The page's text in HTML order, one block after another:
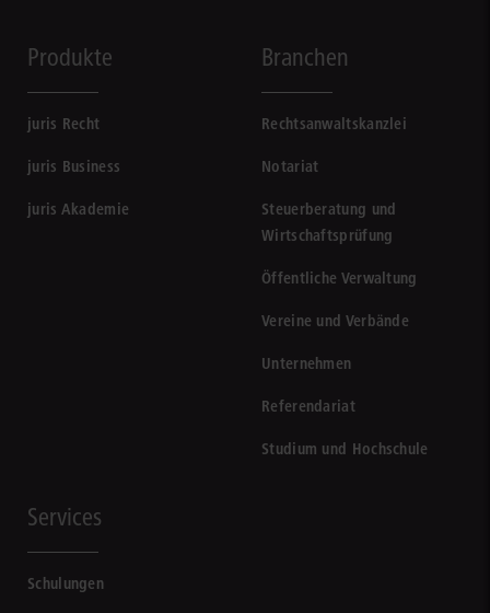
Produkte
juris Recht
juris Business
juris Akademie
Branchen
Rechtsanwaltskanzlei
Notariat
Steuerberatung und
Wirtschaftsprüfung
Öffentliche Verwaltung
Vereine und Verbände
Unternehmen
Referendariat
Studium und Hochschule
Services
Schulungen